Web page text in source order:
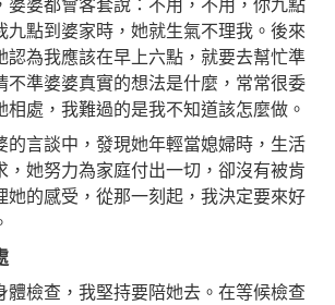
婆婆都會客套說：不用，不用，你九點
九點到婆家時，她就生氣不理我。後來
認為我應該在早上六點，就要去幫忙準
不準婆婆真實的想法是什麼，常常很委
相處，我難過的是我不知道該怎麼做。
的言談中，發現她年輕當媳婦時，生活
，她努力為家庭付出一切，卻沒有被肯
她的感受，從那一刻起，我決定要來好
體檢查，我堅持要陪她去。在等候檢查